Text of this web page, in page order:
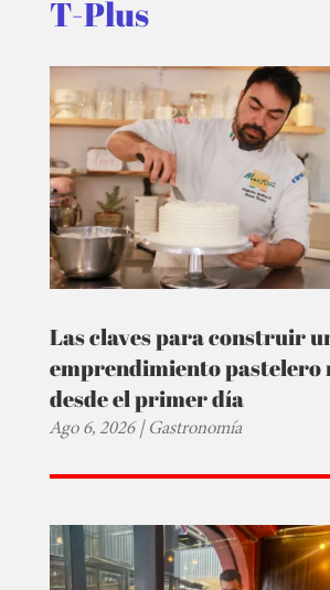
T-Plus
Las claves para construir
emprendimiento pastelero
desde el primer día
Ago 6, 2026|Gastronomía